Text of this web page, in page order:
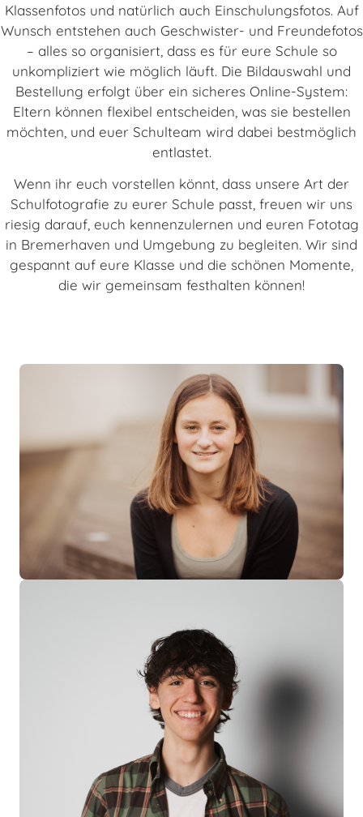
Klassenfotos und natürlich auch Einschulungsfotos. Auf
Wunsch entstehen auch Geschwister- und Freundefotos
– alles so organisiert, dass es für eure Schule so
unkompliziert wie möglich läuft. Die Bildauswahl und
Bestellung erfolgt über ein sicheres Online-System:
Eltern können flexibel entscheiden, was sie bestellen
möchten, und euer Schulteam wird dabei bestmöglich
entlastet.
Wenn ihr euch vorstellen könnt, dass unsere Art der
Schulfotografie zu eurer Schule passt, freuen wir uns
riesig darauf, euch kennenzulernen und euren Fototag
in Bremerhaven und Umgebung zu begleiten. Wir sind
gespannt auf eure Klasse und die schönen Momente,
die wir gemeinsam festhalten können!